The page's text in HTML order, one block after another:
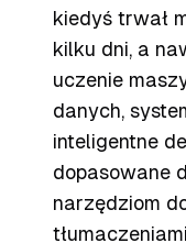
kiedyś trwał
kilku dni, a
uczenie
danych,
inteligentne
dopasowane
narzędziom